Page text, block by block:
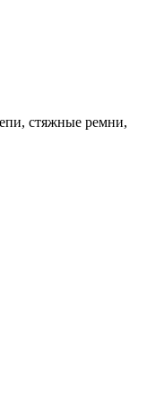
стяжные ремни,